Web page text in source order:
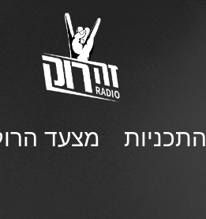
התכניות מצעד